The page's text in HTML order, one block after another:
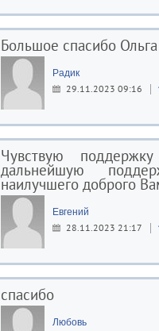
Большое спасибо
Радик
29.11.2023 09:16
Чувствую
дальнейшую
наилучшего доброго
Евгений
28.11.2023 21:17
спасибо
Любовь